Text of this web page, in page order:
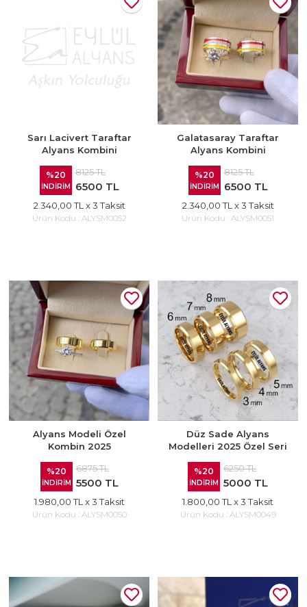
Sarı Lacivert Taraftar
Alyans Kombini
%20
İNDİRİM
8125 TL
6500 TL
2.340,00 TL x 3 Taksit
Ürün Kodu : ALYSM0052
Galatasaray Taraftar
Alyans Kombini
%20
İNDİRİM
8125 TL
6500 TL
2.340,00 TL x 3 Taksit
Ürün Kodu : ALYSM0051
Alyans Modeli Özel
Kombin 2025
%20
İNDİRİM
6875 TL
5500 TL
1.980,00 TL x 3 Taksit
Ürün Kodu : ALYSM0050
Düz Sade Alyans
Modelleri 2025 Özel Seri
%20
İNDİRİM
6250 TL
5000 TL
1.800,00 TL x 3 Taksit
Ürün Kodu : ALYSM0049